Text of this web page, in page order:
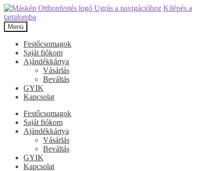
Ugrás a navigációhoz Kilépés a
tartalomba
Menü
Festőcsomagok
Saját fiókom
Ajándékkártya
Vásárlás
Beváltás
GYIK
Kapcsolat
Festőcsomagok
Saját fiókom
Ajándékkártya
Vásárlás
Beváltás
GYIK
Kapcsolat